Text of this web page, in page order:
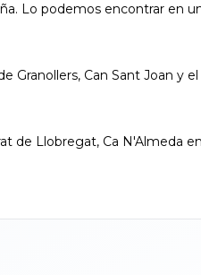
Lo podemos encontrar en
Granollers, Can Sant Joan
de Llobregat, Ca N'Almeda